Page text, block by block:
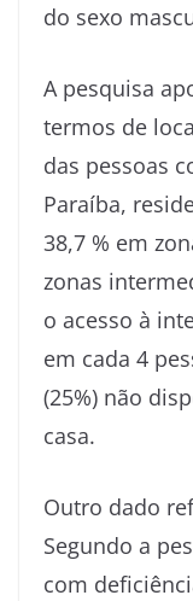
do sexo
A pesquisa
termos de
das pessoas
Paraíba,
38,7 % em
zonas
o acesso à
em cada 4
(25%) não
casa.
Outro dado
Segundo a
com